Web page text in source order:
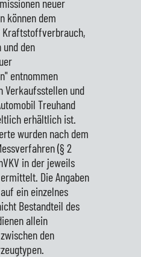
neuer
können dem
Kraftstoffverbrauch,
und den
entnommen
Verkaufsstellen und
Treuhand
erhältlich ist.
wurden nach dem
(§ 2
in der jeweils
Die Angaben
ein einzelnes
Bestandteil des
allein
den